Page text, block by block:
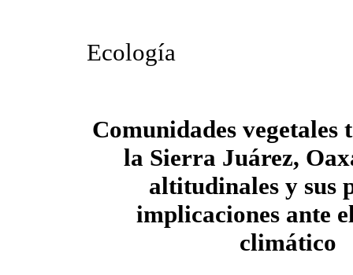
Ecología
Comunidades vegetales
la Sierra Juárez,
altitudinales y sus
implicaciones ante
climático